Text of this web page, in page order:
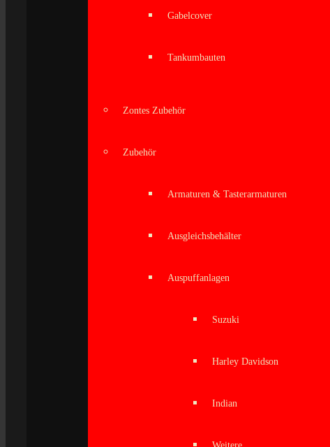
Gabelcover
Tankumbauten
Zontes Zubehör
Zubehör
Armaturen & Tasterarmaturen
Ausgleichsbehälter
Auspuffanlagen
Suzuki
Harley Davidson
Indian